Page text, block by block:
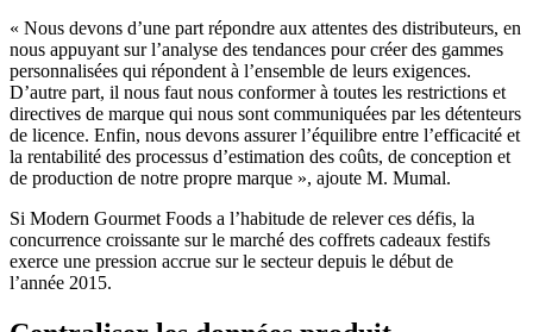
« Nous devons d’une part répondre aux attentes des distributeurs, en
nous appuyant sur l’analyse des tendances pour créer des gammes
personnalisées qui répondent à l’ensemble de leurs exigences.
D’autre part, il nous faut nous conformer à toutes les restrictions et
directives de marque qui nous sont communiquées par les détenteurs
de licence. Enfin, nous devons assurer l’équilibre entre l’efficacité et
la rentabilité des processus d’estimation des coûts, de conception et
de production de notre propre marque », ajoute M. Mumal.
Si Modern Gourmet Foods a l’habitude de relever ces défis, la
concurrence croissante sur le marché des coffrets cadeaux festifs
exerce une pression accrue sur le secteur depuis le début de
l’année 2015.